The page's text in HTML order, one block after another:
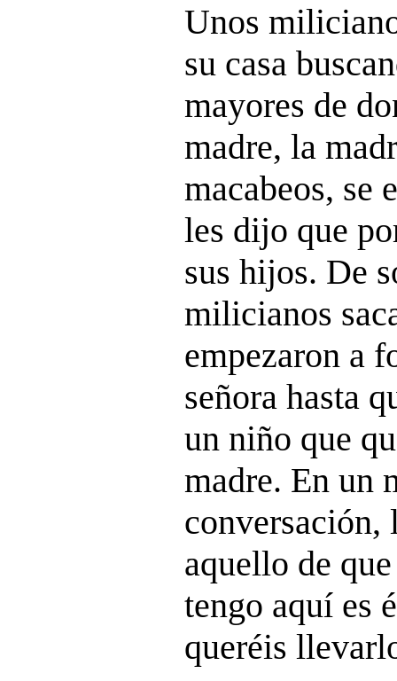
Unos
su casa
mayores de
madre, la
macabeos, se
les dijo que
sus hijos. De
milicianos
empezaron a
señora hasta
un niño que
madre. En un
conversación,
aquello de
tengo aquí es
queréis